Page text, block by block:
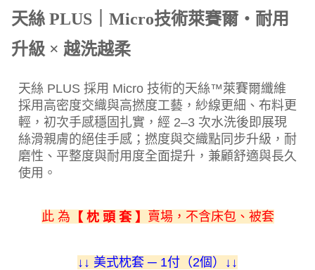
天絲 PLUS｜Micro技術萊賽爾・耐用
升級 × 越洗越柔
天絲 PLUS 採用 Micro 技術的天絲™萊賽爾纖維
採用高密度交織與高撚度工藝，紗線更細、布料更
輕，初次手感穩固扎實，經 2–3 次水洗後即展現
絲滑親膚的絕佳手感；撚度與交織點同步升級，耐
磨性、平整度與耐用度全面提升，兼顧舒適與長久
使用。
此 為 【 枕 頭 套 】 賣場，不含床包、被套
↓ ↓ 美式枕套 ─ 1付（2個） ↓ ↓